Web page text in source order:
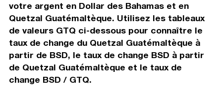
votre argent en Dollar des Bahamas et en
Quetzal Guatémaltèque. Utilisez les tableaux
de valeurs GTQ ci-dessous pour connaître le
taux de change du Quetzal Guatémaltèque à
partir de BSD, le taux de change BSD à partir
de Quetzal Guatémaltèque et le taux de
change BSD / GTQ.